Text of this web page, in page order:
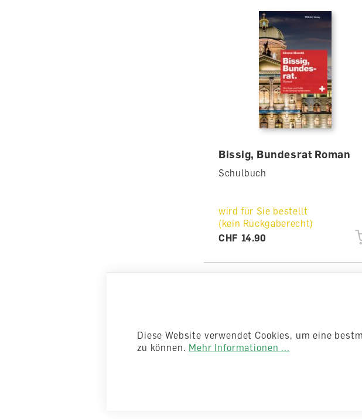
Bissig, Bundesrat Roman
Schulbuch
wird für Sie bestellt
(kein Rückgaberecht)
CHF 14.90
Diese Website verwendet Cookies, um eine
zu können. Mehr Informationen ...